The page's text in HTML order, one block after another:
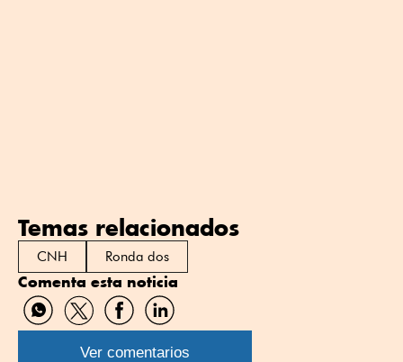
Temas relacionados
CNH Ronda dos
Comenta esta noticia
Compartir
por
WhatsApp
Compartir
por
Twitter
Compartir
por
Facebook
Compartir
por
Linkedin
Ver comentarios